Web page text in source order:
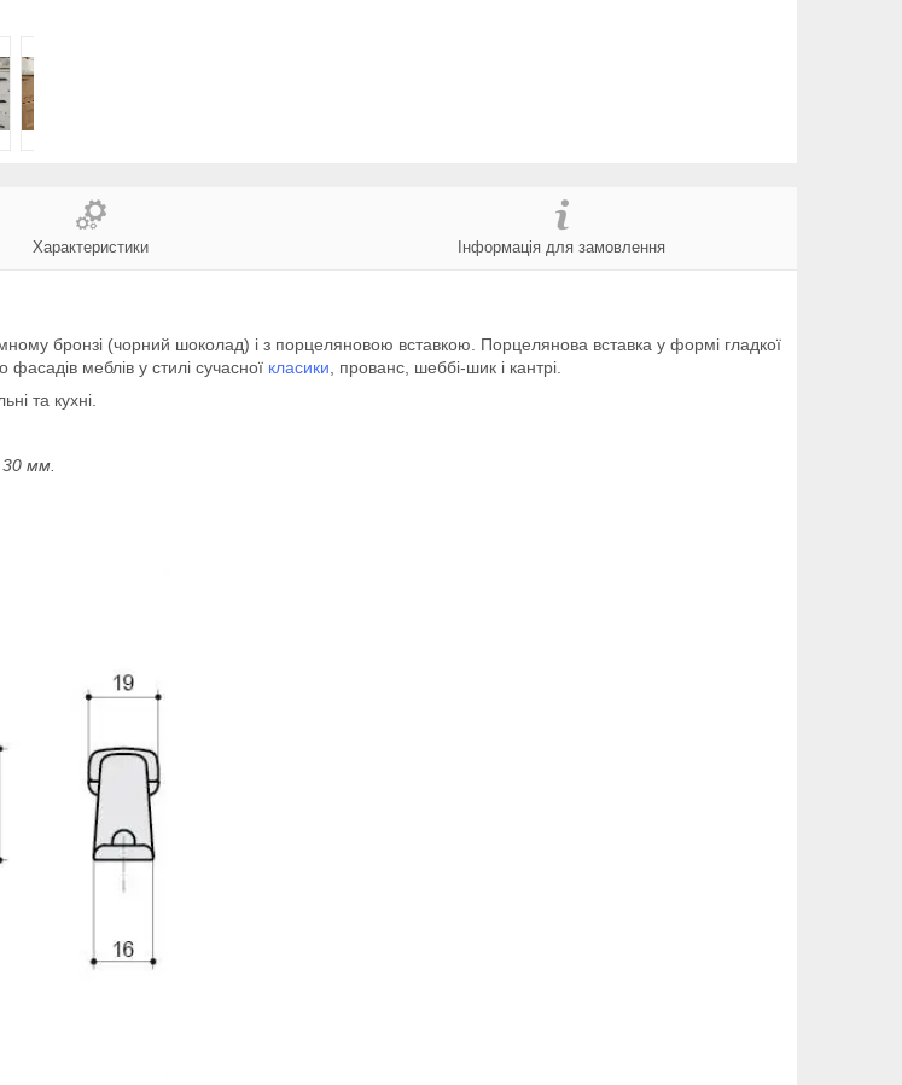
Характеристики Інформація для замовлення
бронзі (чорний шоколад) і з порцеляновою вставкою. Порцелянова вставка у формі гладкої
меблів у стилі сучасної класики , прованс, шеббі-шик і кантрі.
та кухні.
мм.